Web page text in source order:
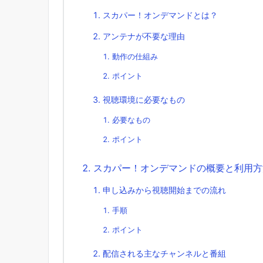
スカパー！オンデマンドとは？
アンテナが不要な理由
動作の仕組み
ポイント
視聴環境に必要なもの
必要なもの
ポイント
スカパー！オンデマンドの概要と利用
申し込みから視聴開始までの流れ
手順
ポイント
配信される主なチャンネルと番組